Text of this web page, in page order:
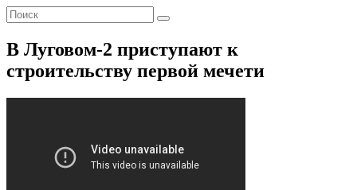
В Луговом-2 приступают к
строительству первой мечети